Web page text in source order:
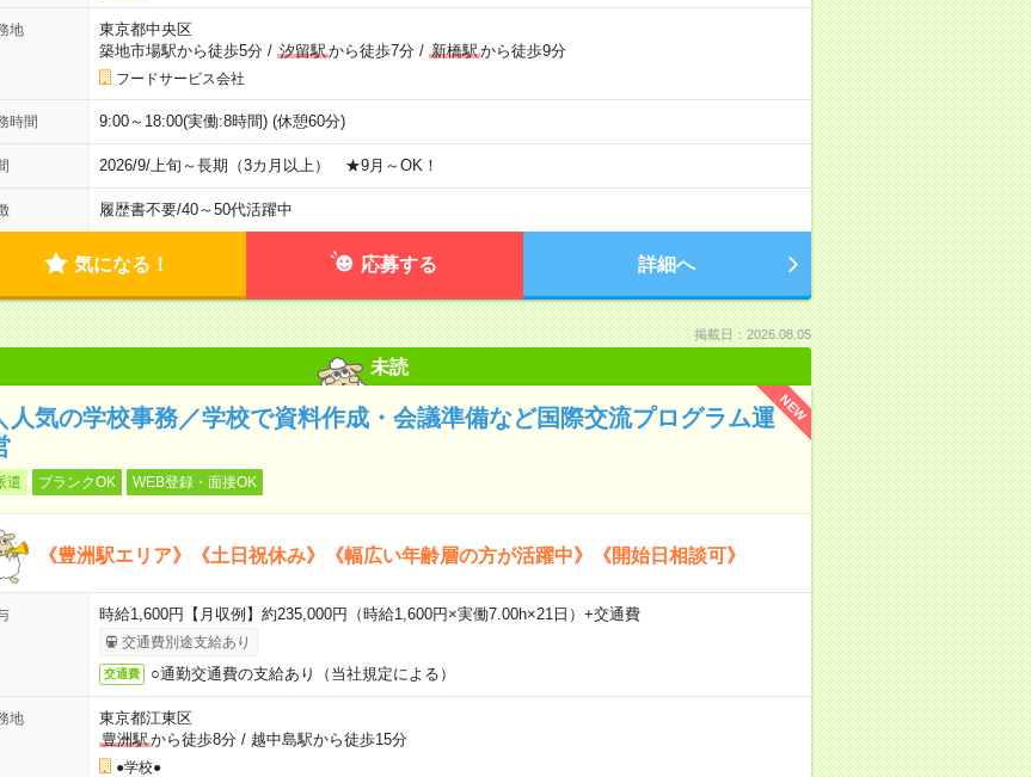
地
東京都中央区
築地市場駅から徒歩5分/ 汐留駅から徒歩7分/ 新橋駅から徒歩9分
フードサービス会社
時間 9:00～18:00(実働:8時間) (休憩60分)
2026/9/上旬～長期（3カ月以上） ★9月～OK！
履歴書不要/40～50代活躍中
気になる！ 応募する 詳細へ
掲載日：2026.08.05
未読
NEW
人気の学校事務／学校で資料作成・会議準備など国際交流プログラム運
遣 ブランクOK WEB登録・面接OK
《豊洲駅エリア》《土日祝休み》《幅広い年齢層の方が活躍中》《開始日相談可》
時給1,600円【月収例】約235,000円（時給1,600円×実働7.00h×21日）+交通費
交通費別途支給あり
交通費 ○通勤交通費の支給あり（当社規定による）
地
東京都江東区
豊洲駅から徒歩8分/ 越中島駅から徒歩15分
●学校●